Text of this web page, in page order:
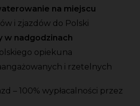
na miejscu
i zjazdów do Polski
w nadgodzinach
opiekuna
i rzetelnych
– 100% wypłacalności przez